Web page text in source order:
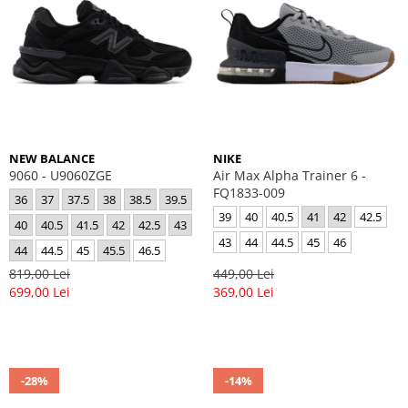
NEW BALANCE
9060 - U9060ZGE
36 37 37.5 38 38.5
39.5
40
40.5 41.5 42 42.5
43
44
44.5 45 45.5 46.5
819,00 Lei
699,00 Lei
NIKE
Air Max Alpha Trainer 6 -
FQ1833-009
39 40 40.5 41 42
42.5
43
44 44.5 45 46
449,00 Lei
369,00 Lei
-28% -14%